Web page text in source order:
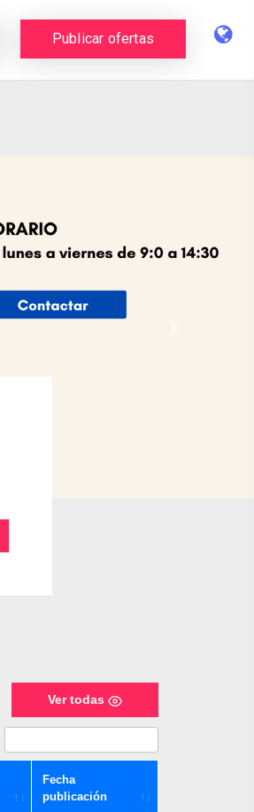
Publicar ofertas
Ver todas
Fecha
publicación